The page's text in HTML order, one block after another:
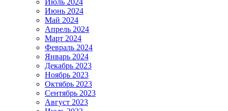
Июль 2024
Июнь 2024
Май 2024
Апрель 2024
Март 2024
Февраль 2024
Январь 2024
Декабрь 2023
Ноябрь 2023
Октябрь 2023
Сентябрь 2023
Август 2023